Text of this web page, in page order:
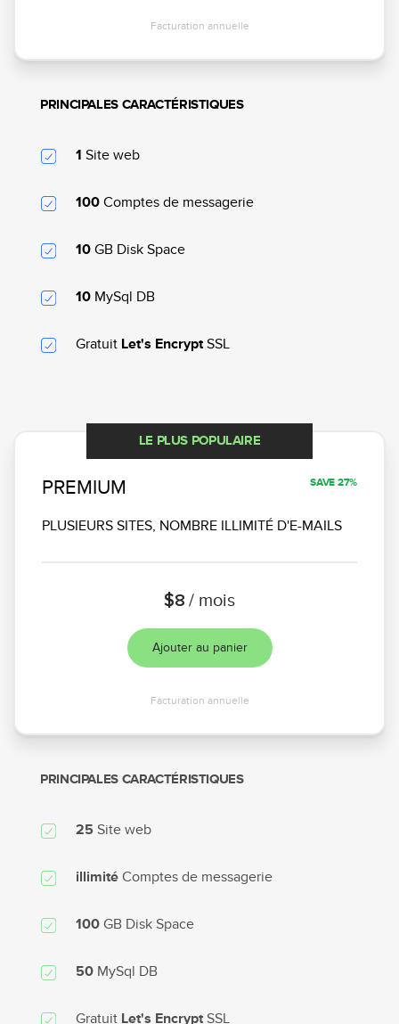
Facturation annuelle
PRINCIPALES CARACTÉRISTIQUES
1 Site web
100 Comptes de messagerie
10 GB Disk Space
10 MySql DB
Gratuit Let's EncryptSSL
LE PLUS POPULAIRE
SAVE 27%
PREMIUM
PLUSIEURS SITES, NOMBRE ILLIMITÉ D'E-MAILS
$8 / mois
Ajouter au panier
Facturation annuelle
PRINCIPALES CARACTÉRISTIQUES
25 Site web
illimité Comptes de messagerie
100 GB Disk Space
50 MySql DB
Gratuit Let's Encrypt SSL